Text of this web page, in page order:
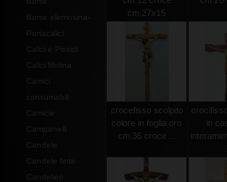
Borse elemosina-
Portacalici
Calici e Pissidi
Calici Molina
Campanelli
Candele
Candele finte
Candelieri
cm.27x15
crocefisso scolpito
colore in foglia oro
cm.36 croce ...
in